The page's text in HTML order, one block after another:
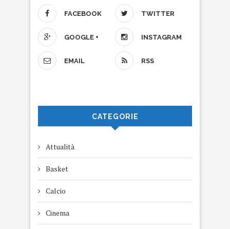
FACEBOOK TWITTER
GOOGLE + INSTAGRAM
EMAIL RSS
CATEGORIE
Attualità
Basket
Calcio
Cinema